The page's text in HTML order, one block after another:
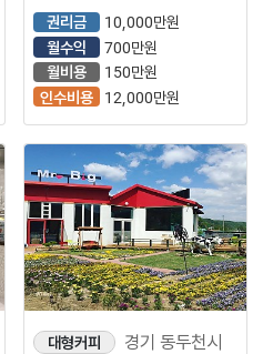
수익도 좋아요^^
권리금
10,000만원
월수익
700만원
월비용
150만원
인수비용
12,000만원
대형커피 경기 동두천시